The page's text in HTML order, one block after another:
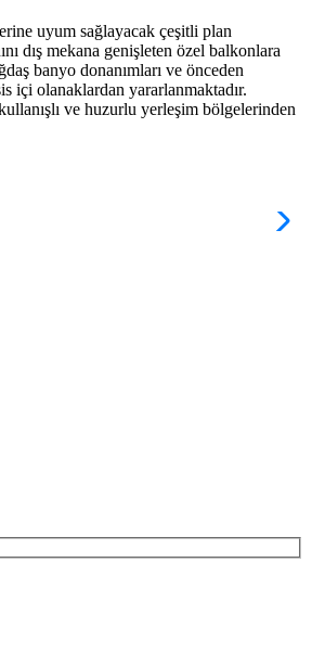
uyum sağlayacak çeşitli plan
dış mekana genişleten özel balkonlara
banyo donanımları ve önceden
içi olanaklardan yararlanmaktadır.
ve huzurlu yerleşim bölgelerinden